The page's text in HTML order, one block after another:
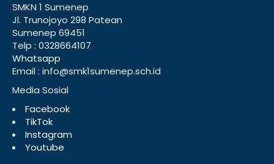
SMKN 1 Sumenep
Jl. Trunojoyo 298 Patean
Sumenep 69451
Telp : 0328664107
Whatsapp
Email : info@smk1sumenep.sch.id
Media Sosial
Facebook
TikTok
Instagram
Youtube